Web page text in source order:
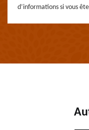
d’informations si vous